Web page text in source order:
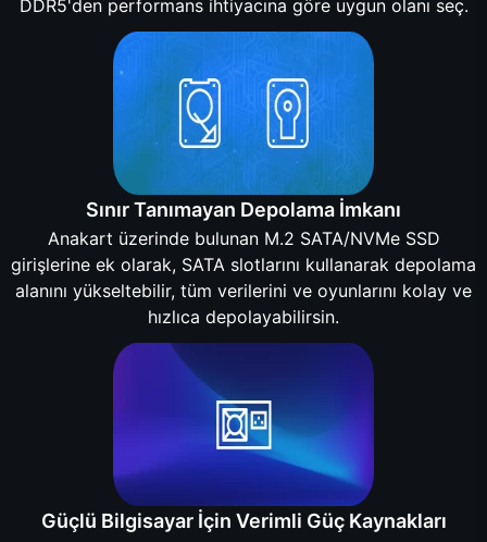
DDR5'den performans ihtiyacına göre uygun olanı seç.
Sınır Tanımayan Depolama İmkanı
Anakart üzerinde bulunan M.2 SATA/NVMe SSD
girişlerine ek olarak, SATA slotlarını kullanarak depolama
alanını yükseltebilir, tüm verilerini ve oyunlarını kolay ve
hızlıca depolayabilirsin.
Güçlü Bilgisayar İçin Verimli Güç Kaynakları